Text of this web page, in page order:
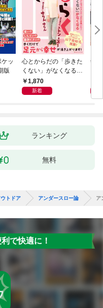
ッ
版
心とからだの「歩きた
くない」がなくなる
らせん流 ゆるらく歩
き
1,870
新着
剣
ランキング
無料
トドア アンダースロー論 ア
で快適に！